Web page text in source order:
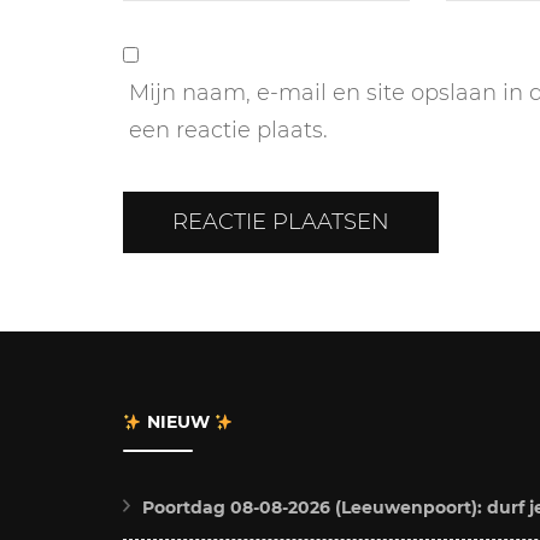
Mijn naam, e-mail en site opslaan in
een reactie plaats.
NIEUW
Poortdag 08-08-2026 (Leeuwenpoort): durf